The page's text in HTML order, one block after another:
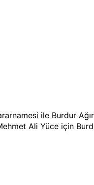
ile Burdur
Ali Yüce için